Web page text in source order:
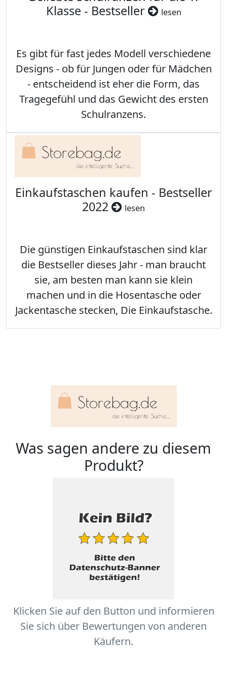
Klasse - Bestseller
lesen
Es gibt für fast jedes Modell verschiedene
Designs - ob für Jungen oder für Mädchen
- entscheidend ist eher die Form, das
Tragegefühl und das Gewicht des ersten
Schulranzens.
Einkaufstaschen kaufen - Bestseller
2022
lesen
Die günstigen Einkaufstaschen sind klar
die Bestseller dieses Jahr - man braucht
sie, am besten man kann sie klein
machen und in die Hosentasche oder
Jackentasche stecken, Die Einkaufstasche.
Was sagen andere zu diesem
Produkt?
Klicken Sie auf den Button und informieren
Sie sich über Bewertungen von anderen
Käufern.